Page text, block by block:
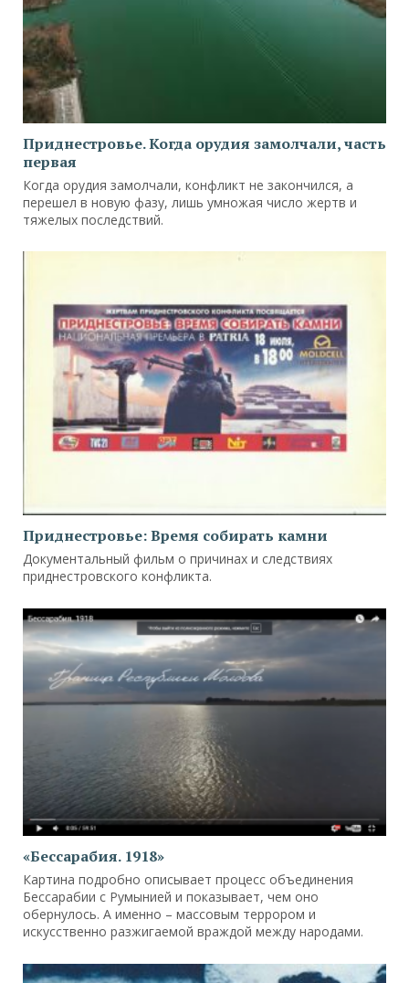
Приднестровье. Когда орудия замолчали, часть
первая
Когда орудия замолчали, конфликт не закончился, а
перешел в новую фазу, лишь умножая число жертв и
тяжелых последствий.
Приднестровье: Время собирать камни
Документальный фильм о причинах и следствиях
приднестровского конфликта.
«Бессарабия. 1918»
Картина подробно описывает процесс объединения
Бессарабии с Румынией и показывает, чем оно
обернулось. А именно – массовым террором и
искусственно разжигаемой враждой между народами.